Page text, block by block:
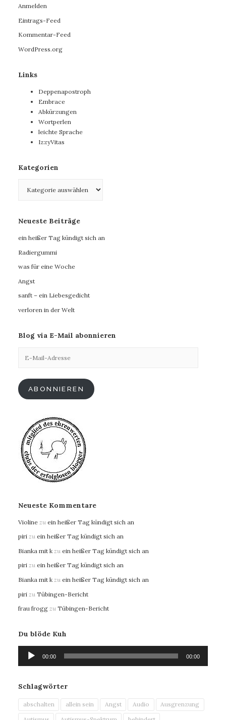
Anmelden
Eintrags-Feed
Kommentar-Feed
WordPress.org
Links
Deppenapostroph
Embrace
Abkürzungen
Wortperlen
leichte Sprache
IzzyVitas
Kategorien
Neueste Beiträge
ein heißer Tag kündigt sich an
Radiergummi
was für eine Woche
Angst
sanft – ein Liebesgedicht
verloren in der Welt
Blog via E-Mail abonnieren
Mail-
ABONNIEREN
Neueste Kommentare
Violine zu ein heißer Tag kündigt sich an
piri zu ein heißer Tag kündigt sich an
Bianka mit k zu ein heißer Tag kündigt sich an
piri zu ein heißer Tag kündigt sich an
Bianka mit k zu ein heißer Tag kündigt sich an
piri zu Tübingen-Bericht
frau frogg zu Tübingen-Bericht
Du blöde Kuh
Audio-
Player
00:00 00:00
Schlagwörter
abschalten allein sein Angst Audio
Ausgrenzung